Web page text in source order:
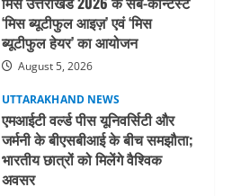
‘मिस ब्यूटीफुल आइज़’ एवं ‘मिस
ब्यूटीफुल हेयर’ का आयोजन
August 5, 2026
UTTARAKHAND NEWS
एमआईटी वर्ल्ड पीस यूनिवर्सिटी और
जर्मनी के बीएसबीआई के बीच समझौता;
भारतीय छात्रों को मिलेंगे वैश्विक
अवसर